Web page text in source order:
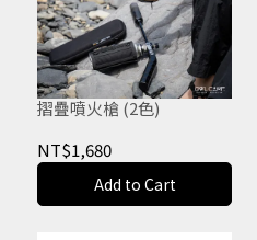
摺疊噴火槍 (2色)
NT$1,680
Add to Cart